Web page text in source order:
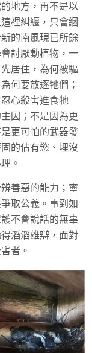
地方，再不是以
裡糾纏，只會綑
的南風現已所餘
討厭動植物，一
居住，為何被驅
何要放逐牠們；
心殺害進食牠
因；不是因為更
更可怕的武器發
的佔有慾、埋沒
。
善惡的能力；寧
取公義。事到如
不會說話的無辜
滔滔雄辯，面對
者。